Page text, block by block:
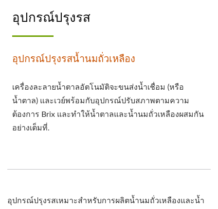
อุปกรณ์ปรุงรส
อุปกรณ์ปรุงรสน้ำนมถั่วเหลือง
เครื่องละลายน้ำตาลอัตโนมัติจะขนส่งน้ำเชื่อม (หรือ
น้ำตาล) และเวย์พร้อมกับอุปกรณ์ปรับสภาพตามความ
ต้องการ Brix และทำให้น้ำตาลและน้ำนมถั่วเหลืองผสมกัน
อย่างเต็มที่.
อุปกรณ์ปรุงรสเหมาะสำหรับการผลิตน้ำนมถั่วเหลืองและน้ำ